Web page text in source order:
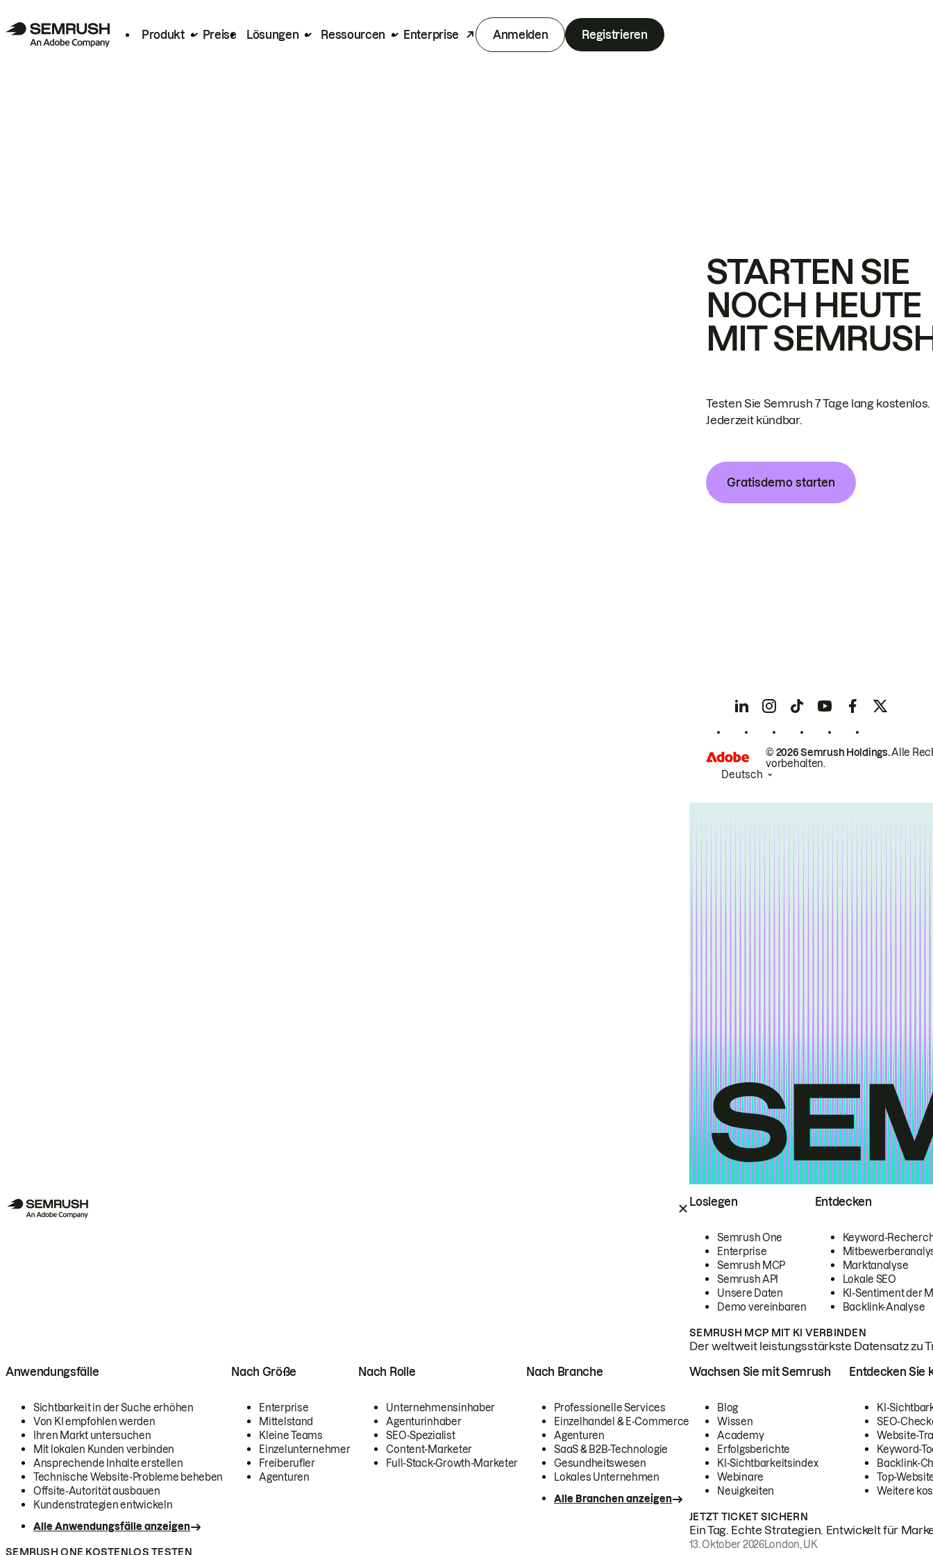
Produkt Preise Lösungen Ressourcen Enterprise Anmelden Registrieren
Loslegen
Semrush One
Enterprise
Semrush MCP
Semrush API
Unsere Daten
Demo vereinbaren
Entdecken
Keyword-
Marktanalyse
Lokale SEO
KI-Sentiment der
Backlink-Analyse
SEMRUSH MCP MIT KI VERBINDEN
Der weltweit leistungsstärkste Datensatz zu
Anwendungsfälle
Sichtbarkeit in der Suche erhöhen
Von KI empfohlen werden
Ihren Markt untersuchen
Mit lokalen Kunden verbinden
Ansprechende Inhalte erstellen
Technische Website-Probleme beheben
Offsite-Autorität ausbauen
Kundenstrategien entwickeln
Alle Anwendungsfälle anzeigen
Nach Größe
Enterprise
Mittelstand
Kleine Teams
Einzelunternehmer
Freiberufler
Agenturen
Nach Rolle
Unternehmensinhaber
Agenturinhaber
SEO-Spezialist
Content-Marketer
Full-Stack-Growth-Marketer
Nach Branche
Professionelle Services
Einzelhandel & E-Commerce
Agenturen
SaaS & B2B-Technologie
Gesundheitswesen
Lokales Unternehmen
Alle Branchen anzeigen
SEMRUSH ONE KOSTENLOS TESTEN
Wachsen Sie mit Semrush
Blog
Wissen
Academy
Erfolgsberichte
KI-Sichtbarkeitsindex
Webinare
Neuigkeiten
Entdecken Sie
KI-
SEO-
Website-
Keyword-
Backlink-
Top-
Weitere
JETZT TICKET SICHERN
Ein Tag. Echte Strategien. Entwickelt für
13. Oktober 2026London, UK
STARTEN SIE
NOCH HEUTE
MIT
Testen Sie Semrush 7 Tage lang kostenlos.
Jederzeit kündbar.
Gratisdemo starten
© 2026 Semrush Holdings.Alle
vorbehalten.
Deutsch